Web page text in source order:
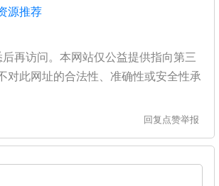
源推荐
再访问。本网站仅公益提供指向第三
对此网址的合法性、准确性或安全性承
回复 点赞举报